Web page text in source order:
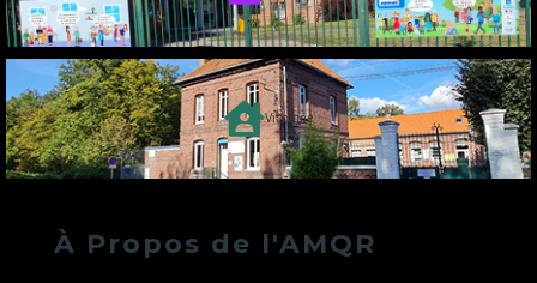
Vicoigne
À Propos de l'AMQR